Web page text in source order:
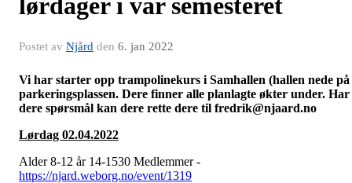
Postet av Njård den 6. jan 2022
Vi har starter opp trampolinekurs i Samhallen (hallen nede på
parkeringsplassen. Dere finner alle planlagte økter under. Har
dere spørsmål kan dere rette dere til fredrik@njaard.no
Lørdag 02.04.2022
Alder 8-12 år 14-1530 Medlemmer -
https://njard.weborg.no/event/1319